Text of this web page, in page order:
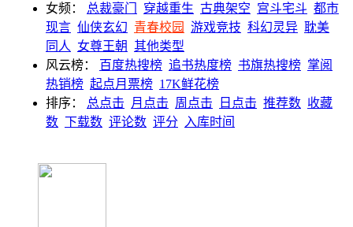
女频：
总裁豪门 穿越重生 古典架空 宫斗宅斗 都市
现言 仙侠玄幻 青春校园 游戏竞技 科幻灵异 耽美
同人
女尊王朝 其他类型
风云榜：
百度热搜榜 追书热度榜 书旗热搜榜 掌阅
热销榜 起点月票榜 17K鲜花榜
排序：
总点击 月点击 周点击 日点击 推荐数 收藏
数 下载数 评论数 评分 入库时间